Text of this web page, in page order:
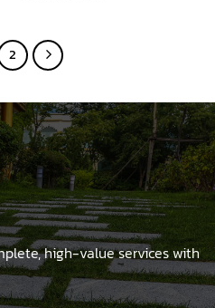
price price
2
high-value services with